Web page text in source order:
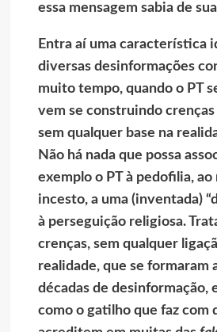
essa mensagem sabia de
Entra aí uma característica
diversas desinformações
muito tempo, quando o PT
vem se construindo crenças
sem qualquer base na
Não há nada que possa
exemplo o PT à pedofilia,
incesto, a uma (inventada)
à perseguição religiosa.
crenças, sem qualquer
realidade, que se formaram
décadas de desinformação,
como o gatilho que faz com